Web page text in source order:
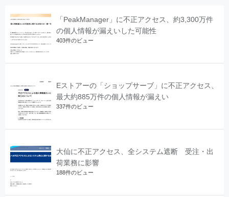
「PeakManager」に不正アクセス、約3,300万件
の個人情報が漏えいした可能性
403件のビュー
Eストアーの「ショップサーブ」に不正アクセス、
最大約885万件の個人情報が漏えい
337件のビュー
大仙に不正アクセス、全システム遮断 受注・出
荷業務に影響
188件のビュー